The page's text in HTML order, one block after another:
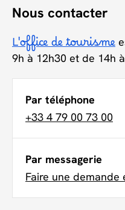
Nous contacter
L'office de tourisme
9h à 12h30 et de 14h
Par téléphone
+33 4 79 00 73 00
Par messagerie
Faire une demande